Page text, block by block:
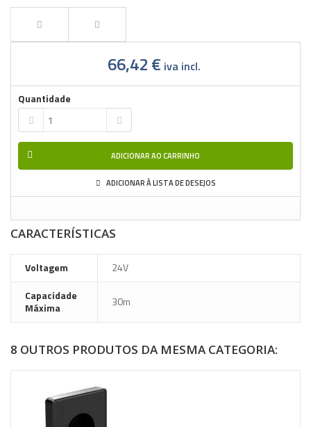
66,42 € iva incl.
Quantidade
ADICIONAR AO CARRINHO
ADICIONAR À LISTA DE DESEJOS
CARACTERÍSTICAS
Voltagem
24V
Capacidade
Máxima
30m
8 OUTROS PRODUTOS DA MESMA CATEGORIA: